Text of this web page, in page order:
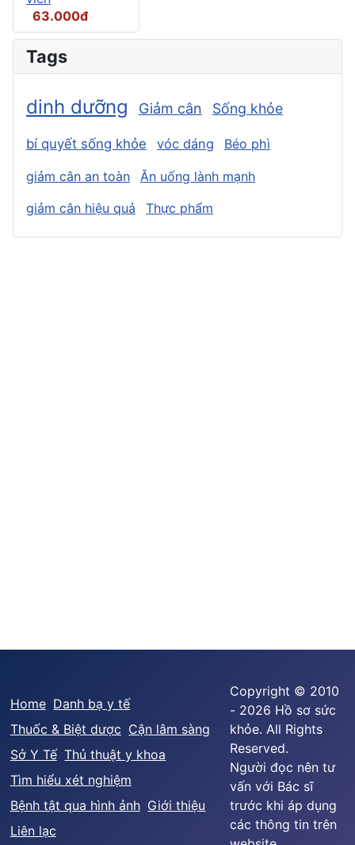
63.000đ
Tags
dinh dưỡng Giảm cân Sống khỏe
bí quyết sống khỏe vóc dáng Béo phì
giảm cân an toàn
Ăn uống lành mạnh
giảm cân hiệu quả
Thực phẩm
Home Danh bạ y tế
Thuốc & Biệt dược Cận lâm sàng
Sở Y Tế Thủ thuật y khoa
Tìm hiểu xét nghiệm
Bệnh tật qua hình ảnh Giới thiệu
Liên lạc
Copyright © 2010
- 2026 Hồ sơ sức
khỏe. All Rights
Reserved.
Người đọc nên tư
vấn với Bác sĩ
trước khi áp dụng
các thông tin trên